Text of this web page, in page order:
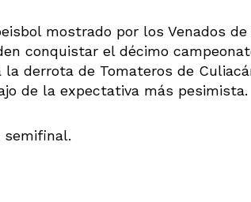
mostrado por los Venados
conquistar el décimo
la derrota de Tomateros de
de la expectativa más pesimista.
semifinal.